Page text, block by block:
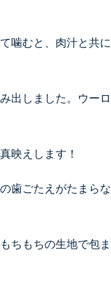
噛むと、肉汁と共に
出しました。ウーロ
映えします！
歯ごたえがたまらな
ちもちの生地で包ま